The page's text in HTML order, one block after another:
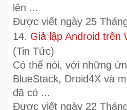
lên ...
Được viết ngày 25
14. Giả lập Android trên
(Tin Tức)
Có thể nói, với những
BlueStack, Droid4X và
đã có ...
Được viết ngày 22